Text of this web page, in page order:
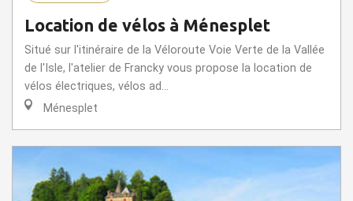
Location de vélos à Ménesplet
Situé sur l'itinéraire de la Véloroute Voie Verte de la Vallée
de l'Isle, l'atelier de Francky vous propose la location de
vélos électriques, vélos ad...
Ménesplet